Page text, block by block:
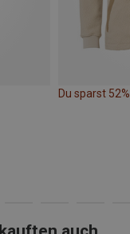
Du sparst 52%